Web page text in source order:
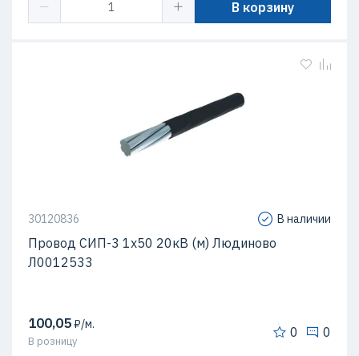
В корзину
30120836 В наличии
Провод СИП-3 1х50 20кВ (м) Людиново
Л0012533
100,05₽/м.
В розницу
0 0